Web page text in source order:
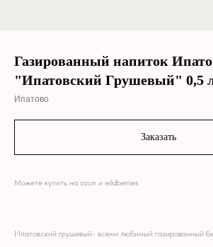
Газированный напиток
"Ипатовский Грушевый" 0,5
Ипатово
Заказать
Можете купить на ozon и wildberries
Ипатовский грушевый- всеми любимый газированный